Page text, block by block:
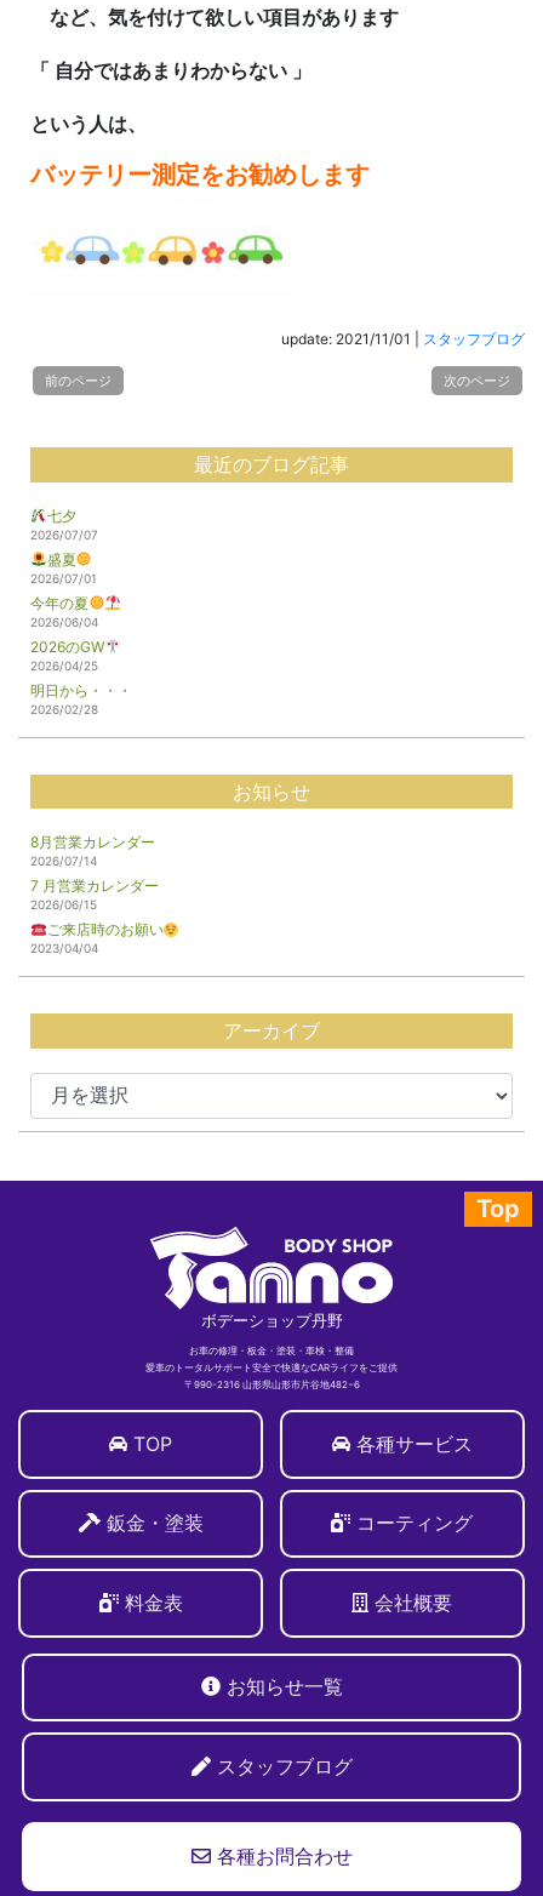
など、気を付けて欲しい項目があります
「 自分ではあまりわからない 」
という人は、
バッテリー測定をお勧めします
update: 2021/11/01 スタッフブログ
前のページ 次のページ
最近のブログ記事
七夕
2026/07/07
盛夏
2026/07/01
今年の夏
2026/06/04
2026のGW
2026/04/25
明日から・・・
2026/02/28
お知らせ
8月営業カレンダー
2026/07/14
7 月営業カレンダー
2026/06/15
ご来店時のお願い
2023/04/04
アーカイブ
Top
ボデーショップ丹野
お車の修理・板金・塗装・車検・整備
愛車のトータルサポート安全で快適なCARライフをご提供
〒990-2316 山形県山形市片谷地482−6
TOP 各種サービス
鈑金・塗装 コーティング
料金表 会社概要
お知らせ一覧
スタッフブログ
各種お問合わせ